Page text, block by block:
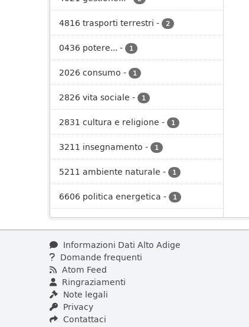
4816 trasporti terrestri - 2
0436 potere... - 1
2026 consumo - 1
2826 vita sociale - 1
2831 cultura e religione - 1
3211 insegnamento - 1
5211 ambiente naturale - 1
6606 politica energetica - 1
Informazioni Dati Alto Adige
Domande frequenti
Atom Feed
Ringraziamenti
Note legali
Privacy
Contattaci